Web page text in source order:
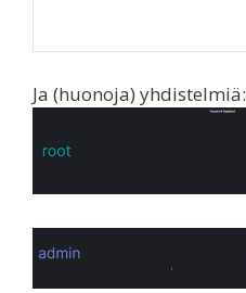
Ja (huonoja) yhdistelmiä: